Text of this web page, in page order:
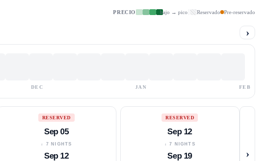
PRECIO bajo → pico Reservado Pre-reservado
›
DEC JAN FEB
RESERVED
Sep 05
↓ 7 NIGHTS
Sep 12
RESERVED
Sep 12
↓ 7 NIGHTS
Sep 19 ›